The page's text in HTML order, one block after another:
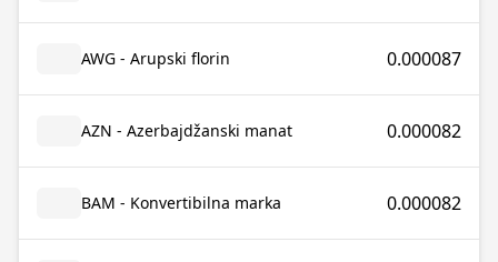
AWG - Arupski florin 0.000087
AZN - Azerbajdžanski manat 0.000082
BAM - Konvertibilna marka 0.000082